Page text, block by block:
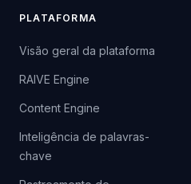
PLATAFORMA
Visão geral da plataforma
RAIVE Engine
Content Engine
Inteligência de palavras-
chave